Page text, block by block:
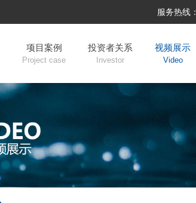
服务热线
项目案例
Project case
投资者关系
Investor
视频展示
Video